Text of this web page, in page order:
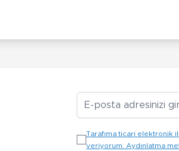
Tarafıma ticari elektronik
veriyorum. Aydınlatma